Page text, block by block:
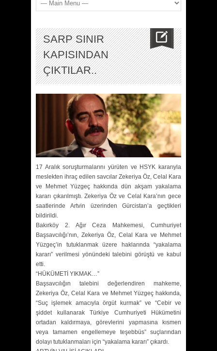
SARP SINIR
KAPISINDAN
ÇIKTILAR..
17 Aralık soruşturmalarını yürüten ve HSYK kararıyla
meslekten ihraç edilen savcılar Zekeriya Öz, Celal Kara
ve Mehmet Yüzgeç hakkında dün akşam yakalama
kararı çıkarılmıştı. Zekeriya Öz ve Celal Kara’nın gece
saatlerinde Artvin üzerinden Gürcistan’a geçtikleri
bildirildi.
Bakırköy 2. Ağır Ceza Mahkemesi, Cumhuriyet
Başsavcılığı’nın, Zekeriya Öz, Celal Kara ve Mehmet
Yüzgeç’in tutuklanmak üzere haklarında “yakalama
kararı” verilmesi yönündeki talebini görüştü ve kabul
etti.
“HÜKÜMETİ YIKMAK…”
Başsavcılığın talebini değerlendiren mahkeme,
Zekeriya Öz, Celal Kara ve Mehmet Yüzgeç hakkında,
“Suç işlemek amacıyla örgüt kurmak” ve “Cebir ve
şiddet kullanarak Türkiye Cumhuriyeti Hükümetini
ortadan kaldırmaya, görevlerini yapmasına kısmen
veya tamamen engellemeye teşebbüs” suçlarından
dolayı tutuklanmaları için “yakalama kararı” çıkardı.